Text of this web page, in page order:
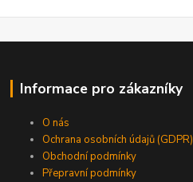
Informace pro zákazníky
O nás
Ochrana osobních údajů (GDPR)
Obchodní podmínky
Přepravní podmínky